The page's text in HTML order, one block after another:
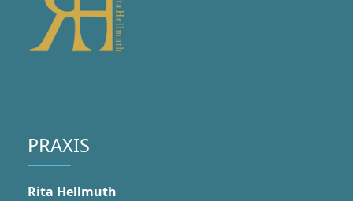
PRAXIS
Rita Hellmuth